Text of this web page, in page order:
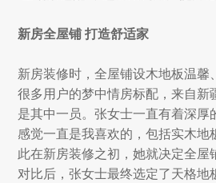
新房全屋铺 打造舒适家
新房装修时，全屋铺设木地板温馨
很多用户的梦中情房标配，来自新
是其中一员。张女士一直有着深厚
感觉一直是我喜欢的，包括实木地
此在新房装修之初，她就决定全屋
对比后，张女士最终选定了天格地